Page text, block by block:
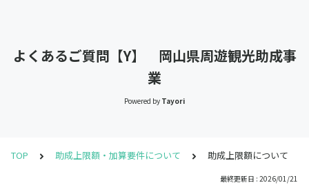
よくあるご質問【Y】 岡山県周遊観光助成事
業
Powered by Tayori
TOP 助成上限額・加算要件について 助成上限額について
最終更新日 : 2026/01/21